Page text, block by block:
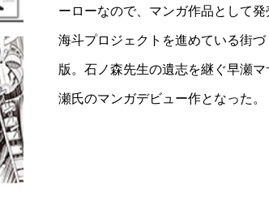
ーローなので、マンガ作品として発
海斗プロジェクトを進めている街
版。石ノ森先生の遺志を継ぐ早瀬
瀬氏のマンガデビュー作となった。